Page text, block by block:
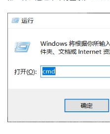
动
关
发
者
堂
Programs
的
支
我